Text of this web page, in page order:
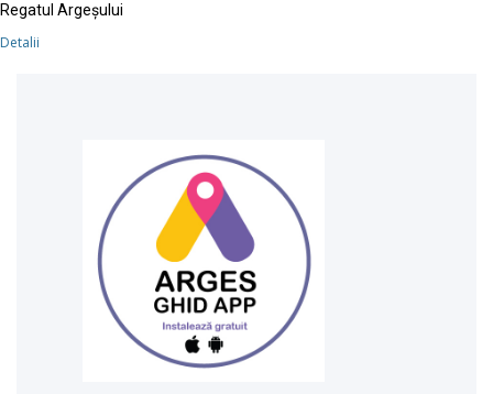
Regatul Argeșului
Detalii